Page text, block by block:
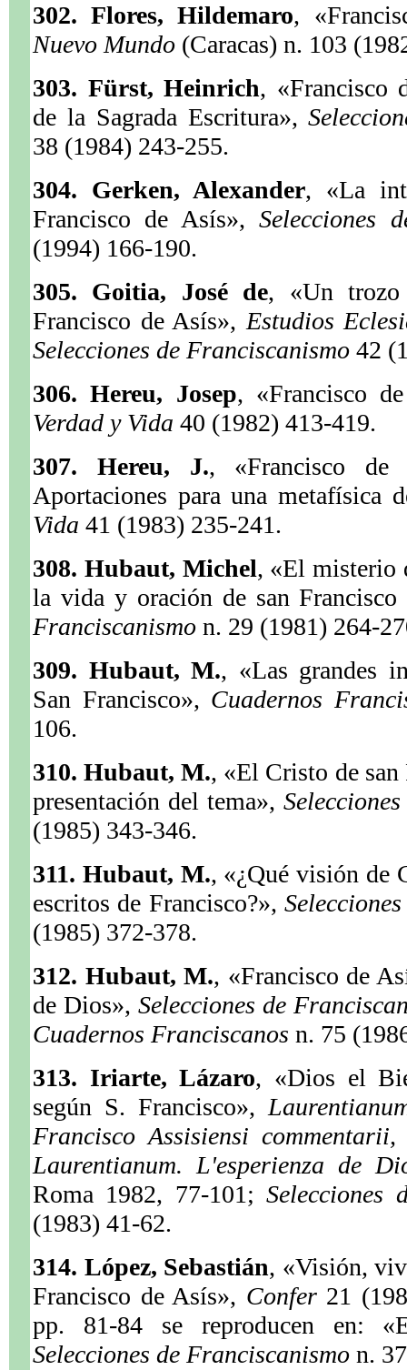
302. Flores, Hildemaro,
Nuevo Mundo (Caracas) n. 103
303. Fürst, Heinrich, «Francisco
de la Sagrada Escritura»,
38 (1984) 243-255.
304. Gerken, Alexander, «La
Francisco de Asís»,Selecciones
(1994) 166-190.
305. Goitia, José de, «Un trozo
Francisco de Asís»,Estudios
Selecciones de Franciscanismo 42
306. Hereu, Josep, «Francisco
Verdad y Vida 40 (1982) 413-419.
307. Hereu, J., «Francisco
Aportaciones para una metafísica
Vida 41 (1983) 235-241.
308. Hubaut, Michel, «El misterio
la vida y oración de san
Franciscanismo n. 29 (1981) 264-
309. Hubaut, M., «Las grandes
San Francisco», Cuadernos
106.
310. Hubaut, M., «El Cristo de
presentación del tema»,
(1985) 343-346.
311. Hubaut, M., «¿Qué visión de
escritos de Francisco?»,
(1985) 372-378.
312. Hubaut, M., «Francisco de
de Dios», Selecciones de
Cuadernos Franciscanos n. 75
313. Iriarte, Lázaro, «Dios el
según S. Francisco»,
Francisco Assisiensi
Laurentianum. L'esperienza de
Roma 1982, 77-101;Selecciones
(1983) 41-62.
314. López, Sebastián, «Visión,
Francisco de Asís», Confer 21
pp. 81-84 se reproducen en:
Selecciones de Franciscanismo n.